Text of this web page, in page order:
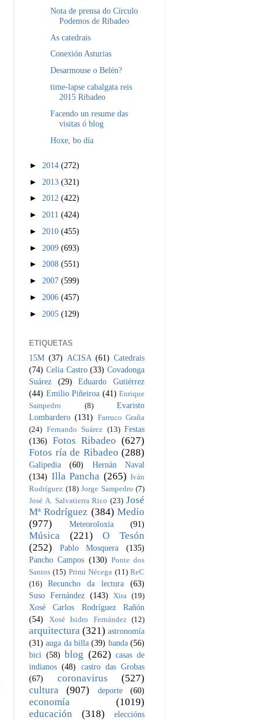
Nota de prensa do Círculo
Podemos de Ribadeo
As catedrais
Conexión Asturias
Desarmouse o Belén?
time-lapse cabalgata reis
2015 Ribadeo
Facendo un resume das
visitas ó blog
Hoxe, bo día
► 2014 (272)
► 2013 (321)
► 2012 (422)
► 2011 (424)
► 2010 (455)
► 2009 (693)
► 2008 (551)
► 2007 (599)
► 2006 (457)
► 2005 (129)
ETIQUETAS
15M (37) ACISA (61) Catedrais
(74) Celia Castro (33) Covadonga
Suárez
(29)
Eduardo Gutiérrez
(44) Emilio Piñeiroa (41) Enrique
Sampedro
(8)
Evaristo
Lombardero (131) Farruco Graña
(24) Fernando Suárez (13) Festas
(136)
Fotos Ribadeo (627)
Fotos ría de Ribadeo (288)
Galipedia (60)
Hernán Naval
(134) Illa Pancha (265) Iván
Rodríguez (18) Jorge Sampedro (7)
José A. Salvatierra Rico (23) José
Mª Rodríguez (384) Medio
(977)
Meteoroloxía (91)
Música (221)
O Tesón
(252)
Pablo Mosquera
(135)
Pancho Campos (130) Ponte dos
Santos (15) Primi Nécega (11) ReC
(16)
Recuncho da lectura
(63)
Suso Fernández (143) Xira (19)
Xosé Carlos Rodríguez Rañón
(54)
Xosé Isidro Fernández (12)
arquitectura (321) astronomía
(31) auga da billa (39) banda (56)
bici (58) blog (262) casas de
indianos (48)
castro das Grobas
(67)
coronavirus
(527)
cultura
(907) deporte (60)
economía
(1019)
educación
(318)
eleccións